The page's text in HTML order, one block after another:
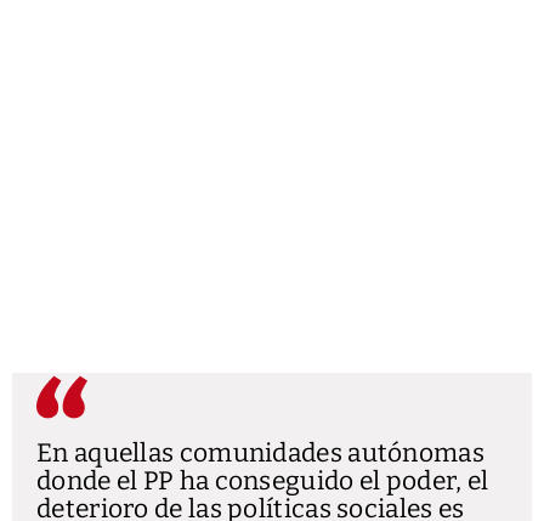
En aquellas comunidades autónomas
donde el PP ha conseguido el poder, el
deterioro de las políticas sociales es